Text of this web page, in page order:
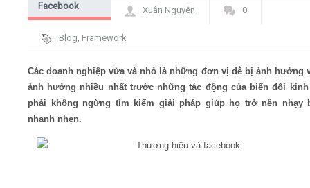
Giới thiệu
Video
Facebook
Xuân Nguyễn 0
Blog, Framework
Các doanh nghiệp vừa và nhỏ là những đơn vị dễ bị ảnh hưởng
ảnh hưởng nhiều nhất trước những tác động của biến đổi kinh
phải không ngừng tìm kiếm giải pháp giúp họ trở nên nhạy
nhanh nhẹn.